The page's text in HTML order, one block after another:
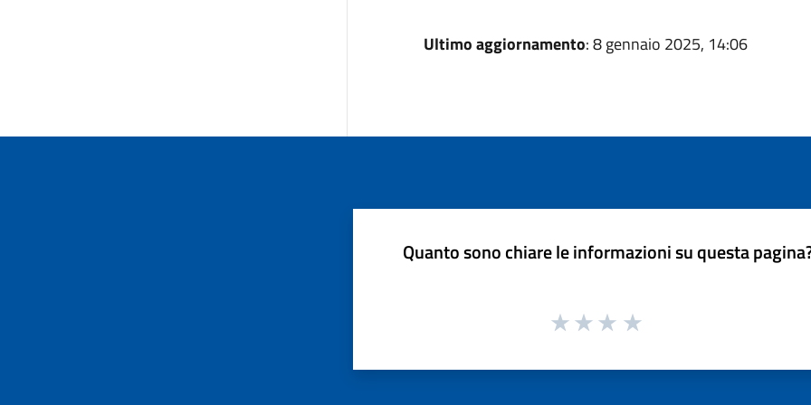
Ultimo aggiornamento: 8 gennaio 2025, 14:06
Quanto sono chiare le informazioni su questa